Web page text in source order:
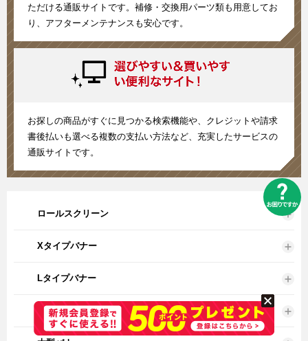
ただける通販サイトです。補修・交換用パーツ類も用意してお
り、アフターメンテナンスも安心です。
お探しの商品がすぐに見つかる検索機能や、クレジットや請求
書後払いも選べる複数の支払い方法など、充実したサービスの
通販サイトです。
ロールスクリーン
Xタイプバナー
Lタイプバナー
バックボード